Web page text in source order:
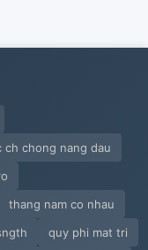
ch chong nang dau
thang nam co nhau
quy phi mat tri